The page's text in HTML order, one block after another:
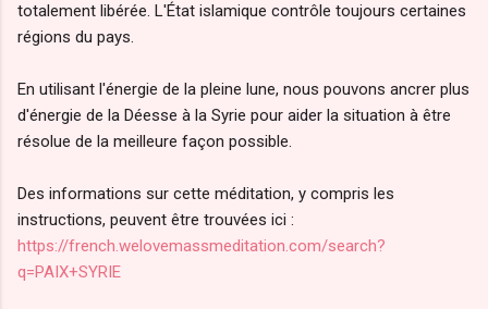
totalement libérée. L'État islamique contrôle toujours certaines
régions du pays.
En utilisant l'énergie de la pleine lune, nous pouvons ancrer plus
d'énergie de la Déesse à la Syrie pour aider la situation à être
résolue de la meilleure façon possible.
Des informations sur cette méditation, y compris les
instructions, peuvent être trouvées ici :
https://french.welovemassmeditation.com/search?
q=PAIX+SYRIE